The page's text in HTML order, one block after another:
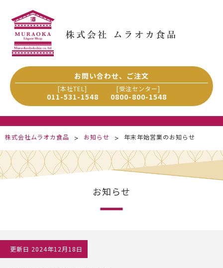
content
お問い合わせ、ご注文
[本社TEL]
011-531-1548
[受注センター]
0800-800-1548
株式会社ムラオカ食品 > お知らせ > 年末年始営業のお知らせ
お知らせ
更新日 2024年12月18日